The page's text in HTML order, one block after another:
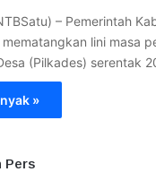
– Pemerintah
lini masa
(Pilkades) serentak
»
Pers